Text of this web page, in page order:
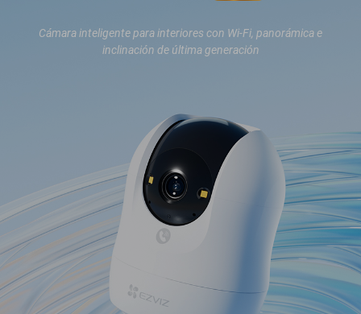
Cámara inteligente para interiores con Wi-Fi, panorámica e
inclinación de última generación